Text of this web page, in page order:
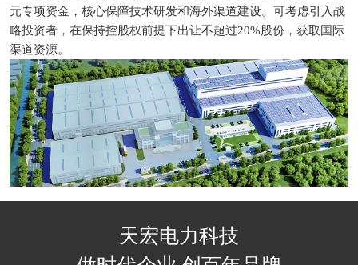
元专项资金，核心保障技术研发和海外渠道建设。可考虑引入战
略投资者，在保持控股权前提下出让不超过20%股份，获取国际
渠道资源。
天宏电力科技